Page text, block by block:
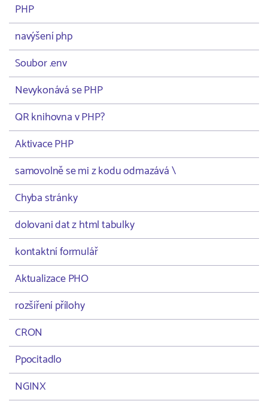
PHP
navýšení php
Soubor .env
Nevykonává se PHP
QR knihovna v PHP?
Aktivace PHP
samovolně se mi z kodu odmazává \
Chyba stránky
dolovani dat z html tabulky
kontaktní formulář
Aktualizace PHO
rozšíření přílohy
CRON
Ppocitadlo
NGINX